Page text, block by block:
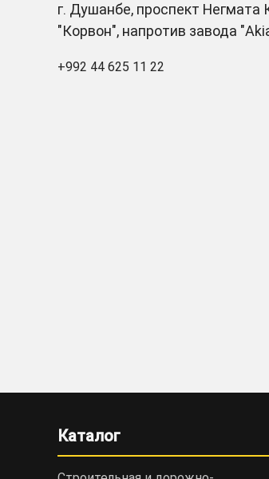
г. Душанбе, проспект Негмата
"Корвон", напротив завода
+992 44 625 11 22
Каталог